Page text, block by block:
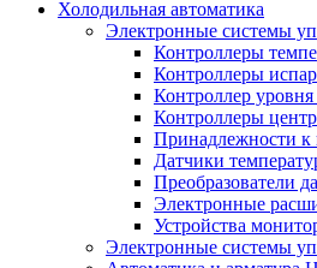
Холодильная автоматика
Электронные системы
Контроллеры
Контроллеры
Контроллер
Контроллеры
Принадлежности к
Датчики
Преобразователи
Электронные
Устройства
Электронные системы